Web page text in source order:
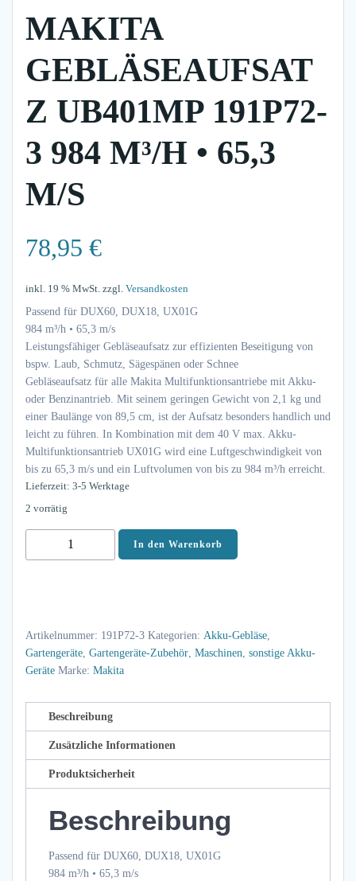
MAKITA
GEBLÄSEAUFSAT
Z UB401MP 191P72-
3 984 M³/H • 65,3
M/S
78,95 €
inkl. 19 % MwSt. zzgl. Versandkosten
Passend für DUX60, DUX18, UX01G
984 m³/h • 65,3 m/s
Leistungsfähiger Gebläseaufsatz zur effizienten Beseitigung von
bspw. Laub, Schmutz, Sägespänen oder Schnee
Gebläseaufsatz für alle Makita Multifunktionsantriebe mit Akku-
oder Benzinantrieb. Mit seinem geringen Gewicht von 2,1 kg und
einer Baulänge von 89,5 cm, ist der Aufsatz besonders handlich und
leicht zu führen. In Kombination mit dem 40 V max. Akku-
Multifunktionsantrieb UX01G wird eine Luftgeschwindigkeit von
bis zu 65,3 m/s und ein Luftvolumen von bis zu 984 m³/h erreicht.
Lieferzeit: 3-5 Werktage
2 vorrätig
Gebläseaufsatz
984
m³/h
•
In den Warenkorb
Artikelnummer: 191P72-3 Kategorien: Akku-Gebläse
Gartengeräte Gartengeräte-Zubehör Maschinen sonstige Akku-
Geräte Marke: Makita
Beschreibung
Zusätzliche Informationen
Produktsicherheit
Beschreibung
Passend für DUX60, DUX18, UX01G
984 m³/h • 65,3 m/s